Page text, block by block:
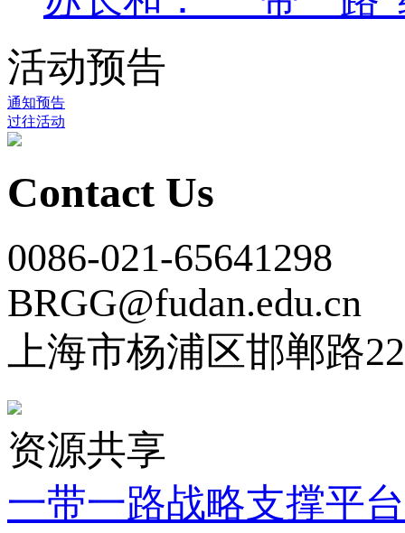
活动预告
通知预告
过往活动
Contact Us
0086-021-65641298
BRGG@fudan.edu.cn
上海市杨浦区邯郸路
资源共享
一带一路战略支撑平台